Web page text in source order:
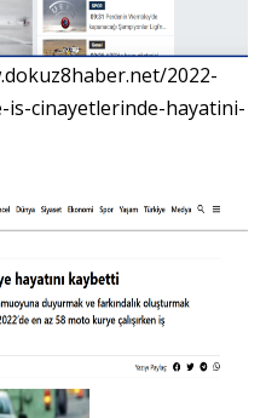
2022-
cinayetlerinde-hayatini-